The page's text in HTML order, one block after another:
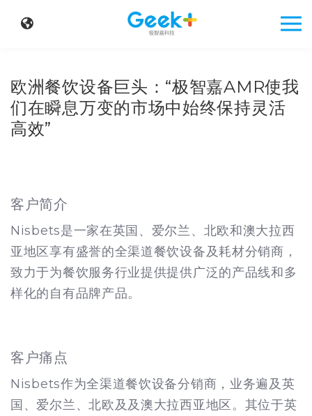
欧洲餐饮设备巨头：“极智嘉AMR使我
们在瞬息万变的市场中始终保持灵活
高效”
客户简介
Nisbets是一家在英国、爱尔兰、北欧和澳大拉西
亚地区享有盛誉的全渠道餐饮设备及耗材分销商，
致力于为餐饮服务行业提供提供广泛的产品线和多
样化的自有品牌产品。
客户痛点
Nisbets作为全渠道餐饮设备分销商，业务遍及英
国、爱尔兰、北欧及及澳大拉西亚地区。其位于英